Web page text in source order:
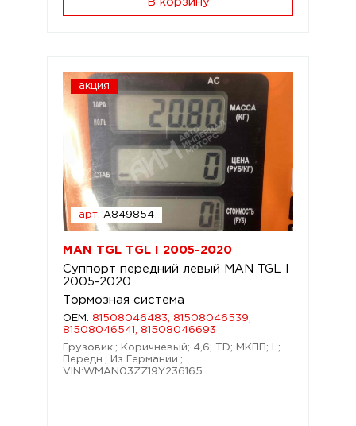
акция
арт. A849854
MAN TGL TGL I 2005-2020
Суппорт передний левый MAN TGL I
2005-2020
Тормозная система
OEM: 81508046483, 81508046539,
81508046541, 81508046693
Грузовик.; Коричневый; 4,6; TD; МКПП; L;
Передн.; Из Германии.;
VIN:WMAN03ZZ19Y236165